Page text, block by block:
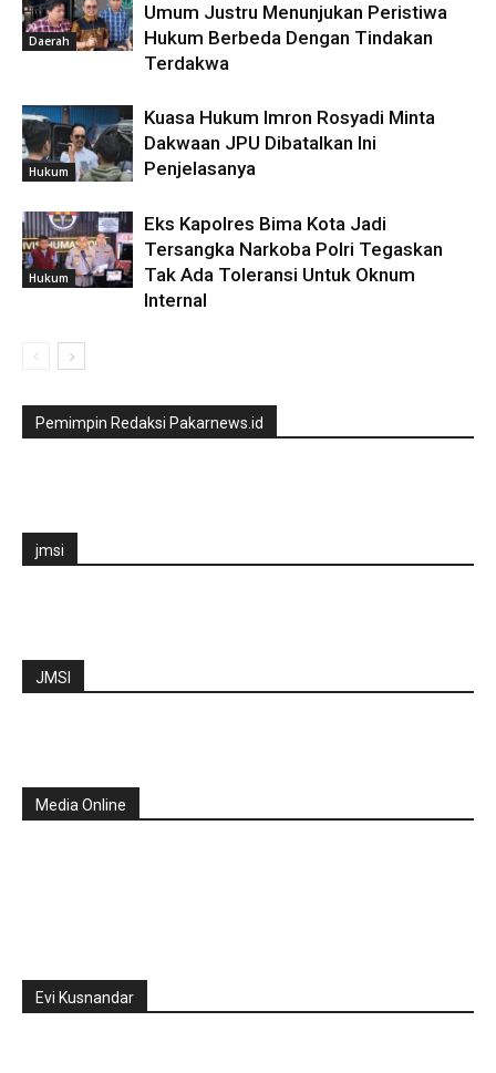
Daerah
Umum Justru Menunjukan Peristiwa
Hukum Berbeda Dengan Tindakan
Terdakwa
Hukum
Kuasa Hukum Imron Rosyadi Minta
Dakwaan JPU Dibatalkan Ini
Penjelasanya
Hukum
Eks Kapolres Bima Kota Jadi
Tersangka Narkoba Polri Tegaskan
Tak Ada Toleransi Untuk Oknum
Internal
Pemimpin Redaksi Pakarnews.id
jmsi
JMSI
Media Online
Evi Kusnandar